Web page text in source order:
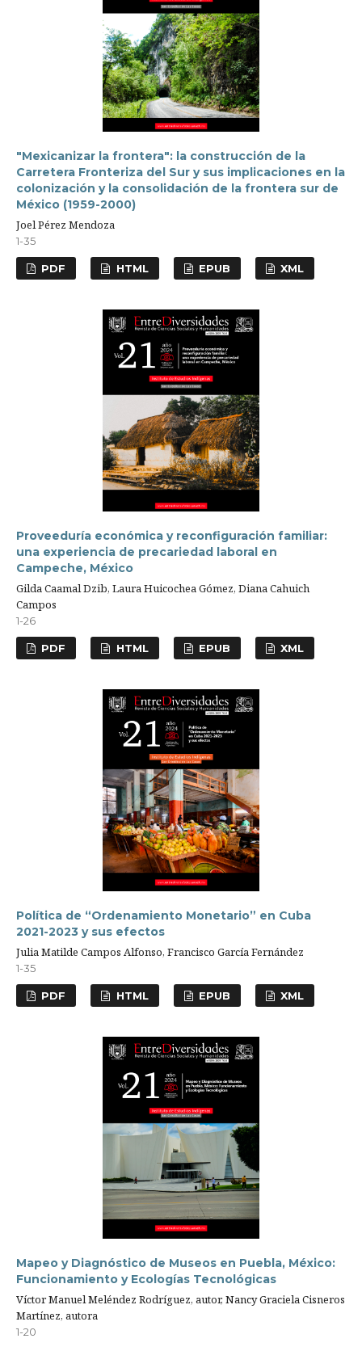
"Mexicanizar la frontera": la construcción de la
Carretera Fronteriza del Sur y sus implicaciones en la
colonización y la consolidación de la frontera sur de
México (1959-2000)
Joel Pérez Mendoza
1-35
PDF HTML EPUB XML
Proveeduría económica y reconfiguración familiar:
una experiencia de precariedad laboral en
Campeche, México
Gilda Caamal Dzib, Laura Huicochea Gómez, Diana Cahuich
Campos
1-26
PDF HTML EPUB XML
Política de “Ordenamiento Monetario” en Cuba
2021-2023 y sus efectos
Julia Matilde Campos Alfonso, Francisco García Fernández
1-35
PDF HTML EPUB XML
Mapeo y Diagnóstico de Museos en Puebla, México:
Funcionamiento y Ecologías Tecnológicas
Víctor Manuel Meléndez Rodríguez, autor, Nancy Graciela Cisneros
Martínez, autora
1-20